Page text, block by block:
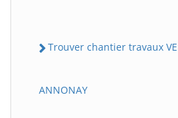
Trouver chantier travaux
ANNONAY